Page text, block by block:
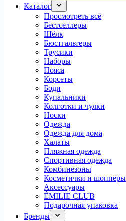
Каталог
Просмотреть всё
Бестселлеры
Шёлк
Бюстгальтеры
Трусики
Наборы
Пояса
Корсеты
Боди
Купальники
Колготки и чулки
Носки
Одежда
Одежда для дома
Халаты
Пляжная одежда
Спортивная одежда
Комбинезоны
Косметички и шопперы
Аксессуары
ÉMILIE CLUB
Подарочная упаковка
Бренды